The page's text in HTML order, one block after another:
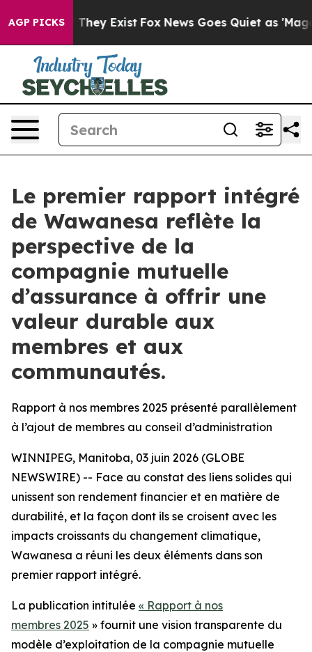
AGP PICKS
Proof They Exist Fox News Goes Quiet as 'Maga
Le premier rapport intégré
de Wawanesa reflète la
perspective de la
compagnie mutuelle
d’assurance à offrir une
valeur durable aux
membres et aux
communautés.
Rapport à nos membres 2025 présenté parallèlement
à l’ajout de membres au conseil d’administration
WINNIPEG, Manitoba, 03 juin 2026 (GLOBE
NEWSWIRE) -- Face au constat des liens solides qui
unissent son rendement financier et en matière de
durabilité, et la façon dont ils se croisent avec les
impacts croissants du changement climatique,
Wawanesa a réuni les deux éléments dans son
premier rapport intégré.
La publication intitulée « Rapport à nos
membres 2025 » fournit une vision transparente du
modèle d’exploitation de la compagnie mutuelle